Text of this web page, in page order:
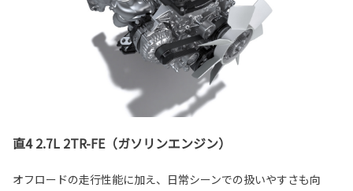
直4 2.7L 2TR-FE（ガソリンエンジン）
オフロードの走行性能に加え、日常シーンでの扱いやすさも向